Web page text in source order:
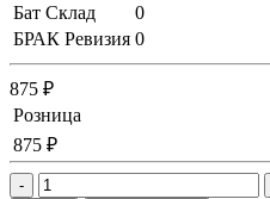
Бат Склад
0
БРАК Ревизия 0
875 ₽
Розница
875 ₽
-